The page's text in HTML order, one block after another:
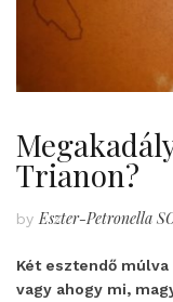
Trianon?
by Eszter-Petronella
Két esztendő
vagy ahogy mi,